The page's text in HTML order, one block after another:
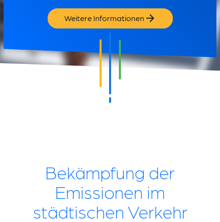
Weitere Informationen
Bekämpfung der
Emissionen im
städtischen Verkehr